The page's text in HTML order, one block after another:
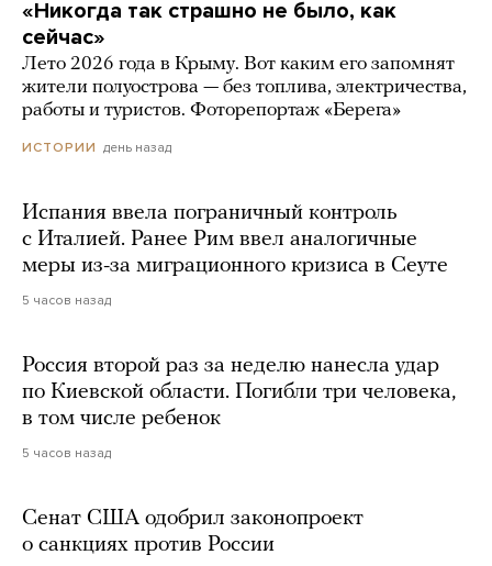
«Никогда так страшно не было, как
сейчас»
Лето 2026 года в Крыму. Вот каким его запомнят
жители полуострова — без топлива, электричества,
работы и туристов. Фоторепортаж «Берега»
ИСТОРИИ день назад
Испания ввела пограничный контроль
с Италией. Ранее Рим ввел аналогичные
меры из-за миграционного кризиса в Сеуте
5 часов назад
Россия второй раз за неделю нанесла удар
по Киевской области. Погибли три человека,
в том числе ребенок
5 часов назад
Сенат США одобрил законопроект
о санкциях против России